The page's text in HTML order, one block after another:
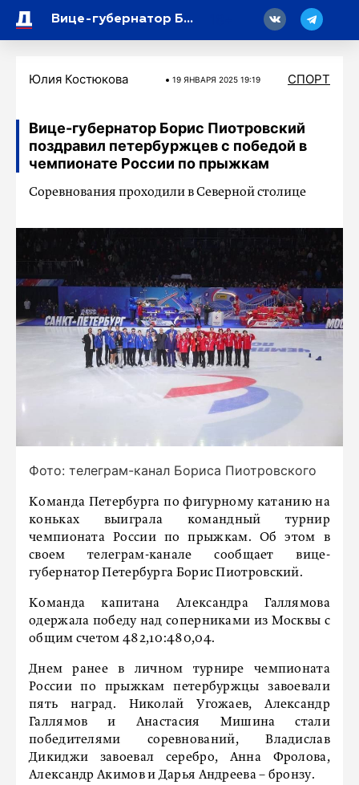
Вице-губернатор Борис Пиотровский поздравил петербуржцев с победой в чемпионате России по прыжкам
Юлия Костюкова 19 ЯНВАРЯ 2025 19:19 СПОРТ
Вице-губернатор Борис Пиотровский
поздравил петербуржцев с победой в
чемпионате России по прыжкам
Соревнования проходили в Северной столице
Фото: телеграм-канал Бориса Пиотровского
Команда Петербурга по фигурному катанию на
коньках выиграла командный турнир
чемпионата России по прыжкам. Об этом в
своем телеграм-канале сообщает вице-
губернатор Петербурга Борис Пиотровский.
Команда капитана Александра Галлямова
одержала победу над соперниками из Москвы с
общим счетом 482,10:480,04.
Днем ранее в личном турнире чемпионата
России по прыжкам петербуржцы завоевали
пять наград. Николай Угожаев, Александр
Галлямов и Анастасия Мишина стали
победителями соревнований, Владислав
Дикиджи завоевал серебро, Анна Фролова,
Александр Акимов и Дарья Андреева – бронзу.